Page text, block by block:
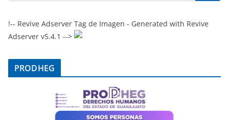
!-- Revive Adserver Tag de Imagen - Generated with Revive
Adserver v5.4.1 -->
PRODHEG